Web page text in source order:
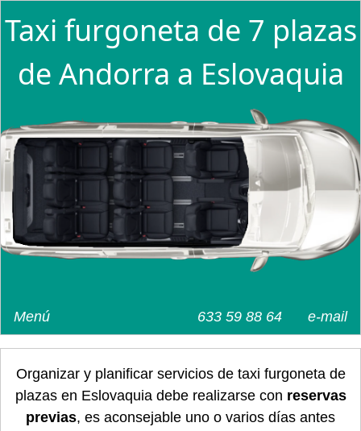
Taxi furgoneta de 7 plazas
de Andorra a Eslovaquia
e-mail
633 59 88 64
Menú
Organizar y planificar servicios de taxi furgoneta de
plazas en Eslovaquia debe realizarse con reservas
previas, es aconsejable uno o varios días antes